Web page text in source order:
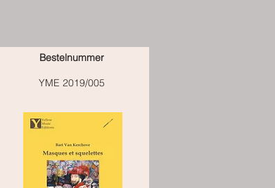
Bestelnummer
YME 2019/005